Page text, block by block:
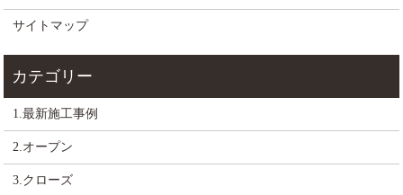
サイトマップ
1.最新施工事例
2.オープン
3.クローズ